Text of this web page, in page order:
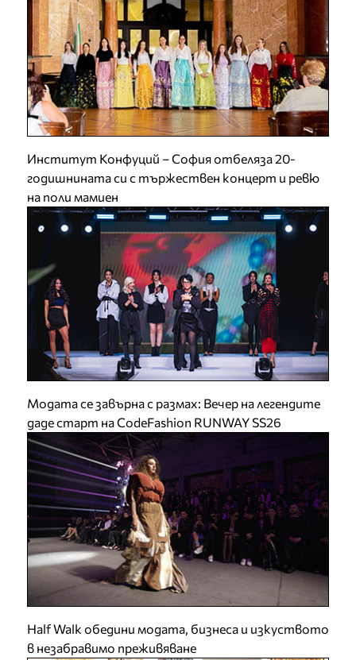
Институт Конфуций – София отбеляза 20-
годишнината си с тържествен концерт и ревю
на поли мамиен
Модата се завърна с размах: Вечер на легендите
даде старт на CodeFashion RUNWAY SS26
Half Walk обедини модата, бизнеса и изкуството
в незабравимо преживяване